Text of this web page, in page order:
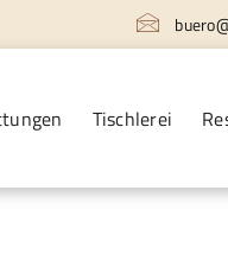
Tischlerei